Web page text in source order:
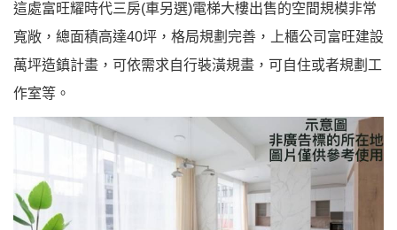
這處富旺耀時代三房(車另選)電梯大樓出售的空間規模非常
寬敞，總面積高達40坪，格局規劃完善，上櫃公司富旺建設
萬坪造鎮計畫，可依需求自行裝潢規畫，可自住或者規劃工
作室等。